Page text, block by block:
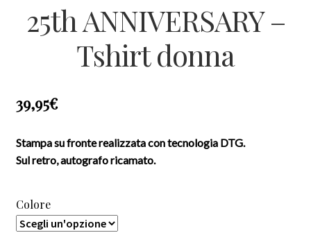
25th ANNIVERSARY –
Tshirt donna
39,95€
Stampa su fronte realizzata con tecnologia DTG.
Sul retro, autografo ricamato.
Colore